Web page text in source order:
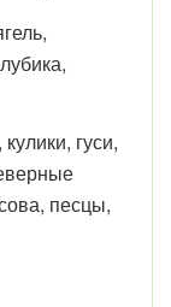
гуси,
песцы,